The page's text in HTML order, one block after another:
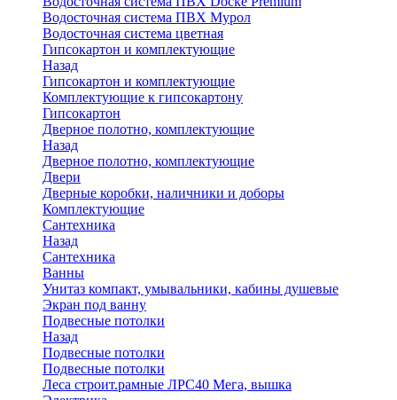
Водосточная система ПВХ Мурол
Водосточная система цветная
Гипсокартон и комплектующие
Назад
Гипсокартон и комплектующие
Комплектующие к гипсокартону
Гипсокартон
Дверное полотно, комплектующие
Назад
Дверное полотно, комплектующие
Двери
Дверные коробки, наличники и доборы
Комплектующие
Сантехника
Назад
Сантехника
Ванны
Унитаз компакт, умывальники, кабины душевые
Экран под ванну
Подвесные потолки
Назад
Подвесные потолки
Подвесные потолки
Леса строит.рамные ЛРС40 Мега, вышка